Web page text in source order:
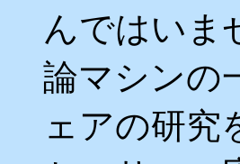
んではいま
論マシンの
ェアの研究